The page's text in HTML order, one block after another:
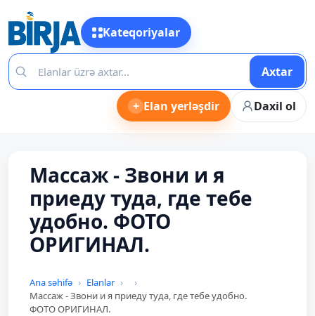
Kateqoriyalar
Axtar
+ Elan yerləşdir Daxil ol
Массаж - Звони и я
приеду туда, где тебе
удобно. ФОТО
ОРИГИНАЛ.
Ana səhifə
Elanlar
Массаж - Звони и я приеду туда, где тебе удобно.
ФОТО ОРИГИНАЛ.